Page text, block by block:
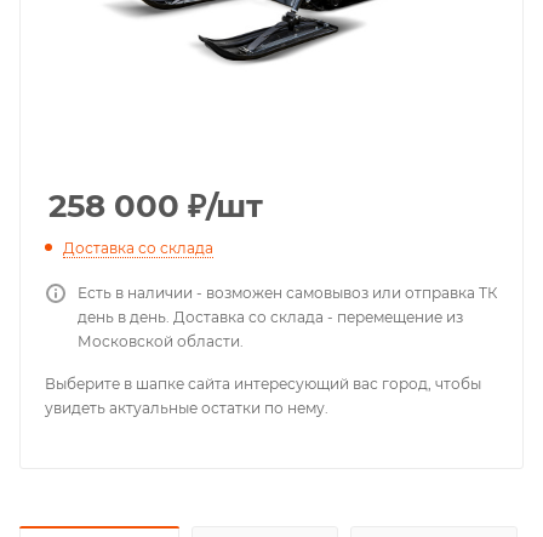
258 000 ₽/шт
Доставка со склада
Есть в наличии - возможен самовывоз или отправка ТК
день в день. Доставка со склада - перемещение из
Московской области.
Выберите в шапке сайта интересующий вас город, чтобы
увидеть актуальные остатки по нему.